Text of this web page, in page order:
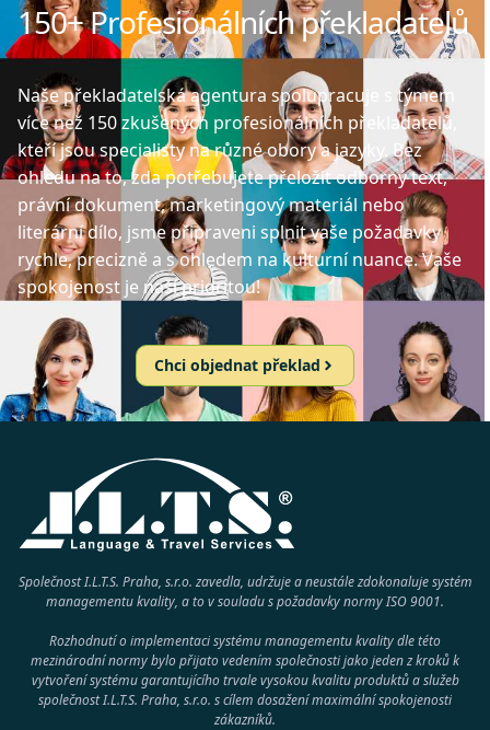
150+ Profesionálních překladatelů
Naše překladatelská agentura spolupracuje s týmem
více než 150 zkušených profesionálních překladatelů,
kteří jsou specialisty na různé obory a jazyky. Bez
ohledu na to, zda potřebujete přeložit odborný text,
právní dokument, marketingový materiál nebo
literární dílo, jsme připraveni splnit vaše požadavky
rychle, precizně a s ohledem na kulturní nuance. Vaše
spokojenost je naší prioritou!
Chci objednat překlad
Společnost I.L.T.S. Praha, s.r.o. zavedla, udržuje a neustále zdokonaluje systém
managementu kvality, a to v souladu s požadavky normyISO 9001.
Rozhodnutí o implementaci systému managementu kvality dle této
mezinárodní normy bylo přijato vedením společnosti jako jeden z kroků k
vytvoření systému garantujícího trvale vysokou kvalitu produktů a služeb
společnostI.L.T.S. Praha, s.r.o. s cílem dosažení maximální spokojenosti
zákazníků.